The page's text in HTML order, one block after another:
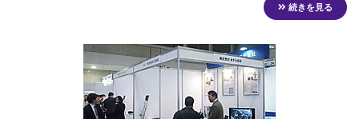
続きを見る